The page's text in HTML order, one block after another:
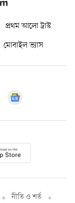
প্রথম আলো ট্রাস্ট
মোবাইল ভ্যাস
নীতি ও শর্ত